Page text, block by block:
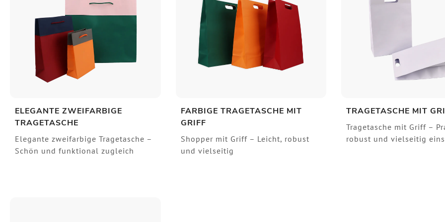
ELEGANTE ZWEIFARBIGE
TRAGETASCHE
Elegante zweifarbige Tragetasche –
Schön und funktional zugleich
FARBIGE TRAGETASCHE MIT
GRIFF
Shopper mit Griff – Leicht, robust
und vielseitig
TRAGETASCHE MIT
Tragetasche mit Griff –
robust und vielseitig